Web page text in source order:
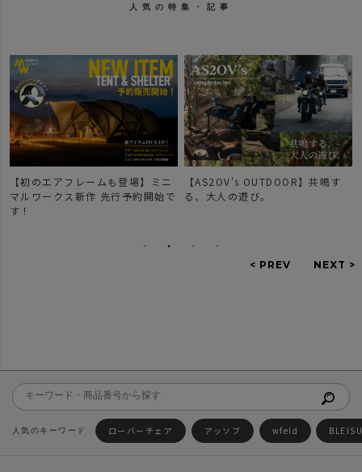
人気の特集・記事
【初のエアフレームも登場】ミニ
マルワークス新作 先行予約開始で
す！
【AS2OV's OUTDOOR】共鳴す
る、大人の遊び。
ローバーチェア アッソブ wfeld